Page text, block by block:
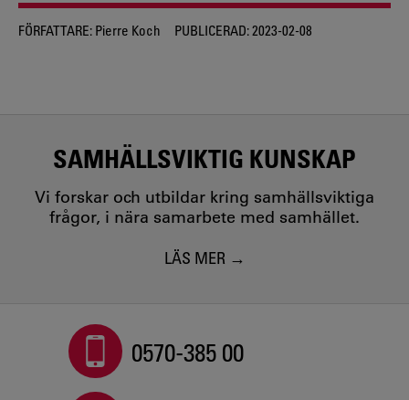
FÖRFATTARE: Pierre Koch PUBLICERAD:2023-02-08
SAMHÄLLSVIKTIG KUNSKAP
Vi forskar och utbildar kring samhällsviktiga
frågor, i nära samarbete med samhället.
LÄS MER
0570-385 00